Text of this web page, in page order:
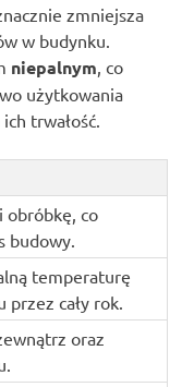
zmniejsza
w budynku.
niepalnym , co
użytkowania
trwałość.
obróbkę, co
budowy.
temperaturę
cały rok.
oraz